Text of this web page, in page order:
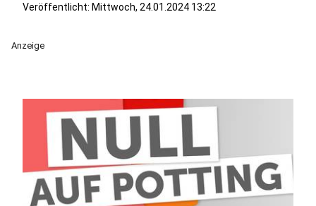
Veröffentlicht: Mittwoch, 24.01.2024 13:22
Anzeige